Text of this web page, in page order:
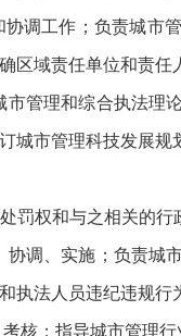
工作；负责城市
域责任单位和责
理和综合执法理
城市管理科技发展
权和与之相关的行
、实施；负责城
执法人员违纪违规行
；指导城市管理行